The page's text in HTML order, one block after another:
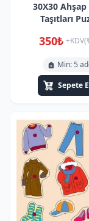
30X30 Ahşap
Taşıtları
350₺
Min: 5
Sepete